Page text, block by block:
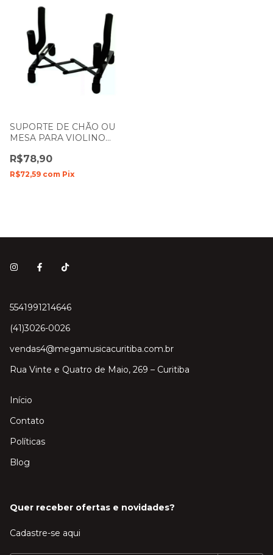
SUPORTE DE CHÃO OU
MESA PARA VIOLINO
ARTICULADO
R$78,90
R$72,59 com Pix
5541991214646
(41)3026-0026
vendas4@megamusicacuritiba.com.br
Rua Vinte e Quatro de Maio, 269 – Curitiba
Início
Contato
Políticas
Blog
Quer receber ofertas e novidades?
Cadastre-se aqui